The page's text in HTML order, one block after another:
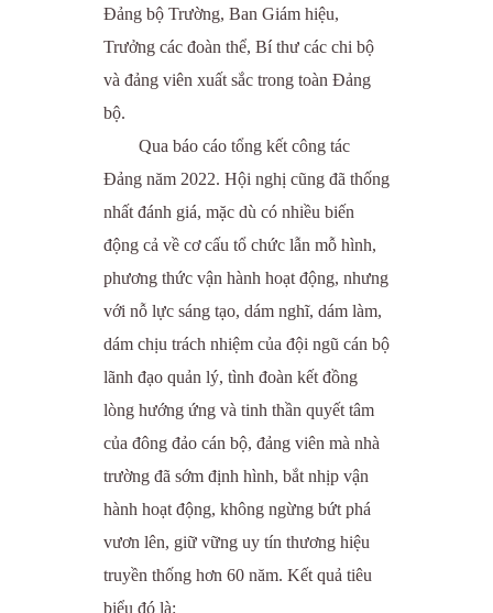
Đảng bộ Trường, Ban Giám hiệu,
Trưởng các đoàn thể, Bí thư các chi bộ
và đảng viên xuất sắc trong toàn Đảng
bộ.
Qua báo cáo tổng kết công tác
Đảng năm 2022. Hội nghị cũng đã thống
nhất đánh giá, mặc dù có nhiều biến
động cả về cơ cấu tổ chức lẫn mỗ hình,
phương thức vận hành hoạt động, nhưng
với nỗ lực sáng tạo, dám nghĩ, dám làm,
dám chịu trách nhiệm của đội ngũ cán bộ
lãnh đạo quản lý, tình đoàn kết đồng
lòng hướng ứng và tinh thần quyết tâm
của đông đảo cán bộ, đảng viên mà nhà
trường đã sớm định hình, bắt nhịp vận
hành hoạt động, không ngừng bứt phá
vươn lên, giữ vững uy tín thương hiệu
truyền thống hơn 60 năm. Kết quả tiêu
biểu đó là: